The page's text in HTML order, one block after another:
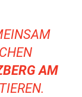
AM